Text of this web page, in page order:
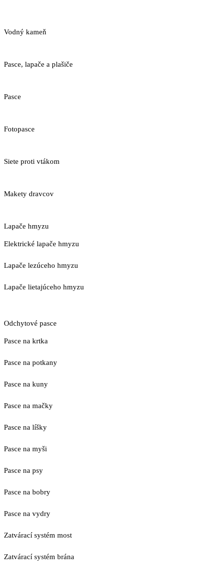
Vodný kameň
Pasce, lapače a plašiče
Pasce
Fotopasce
Siete proti vtákom
Makety dravcov
Lapače hmyzu
Elektrické lapače hmyzu
Lapače lezúceho hmyzu
Lapače lietajúceho hmyzu
Odchytové pasce
Pasce na krtka
Pasce na potkany
Pasce na kuny
Pasce na mačky
Pasce na líšky
Pasce na myši
Pasce na psy
Pasce na bobry
Pasce na vydry
Zatvárací systém most
Zatvárací systém brána